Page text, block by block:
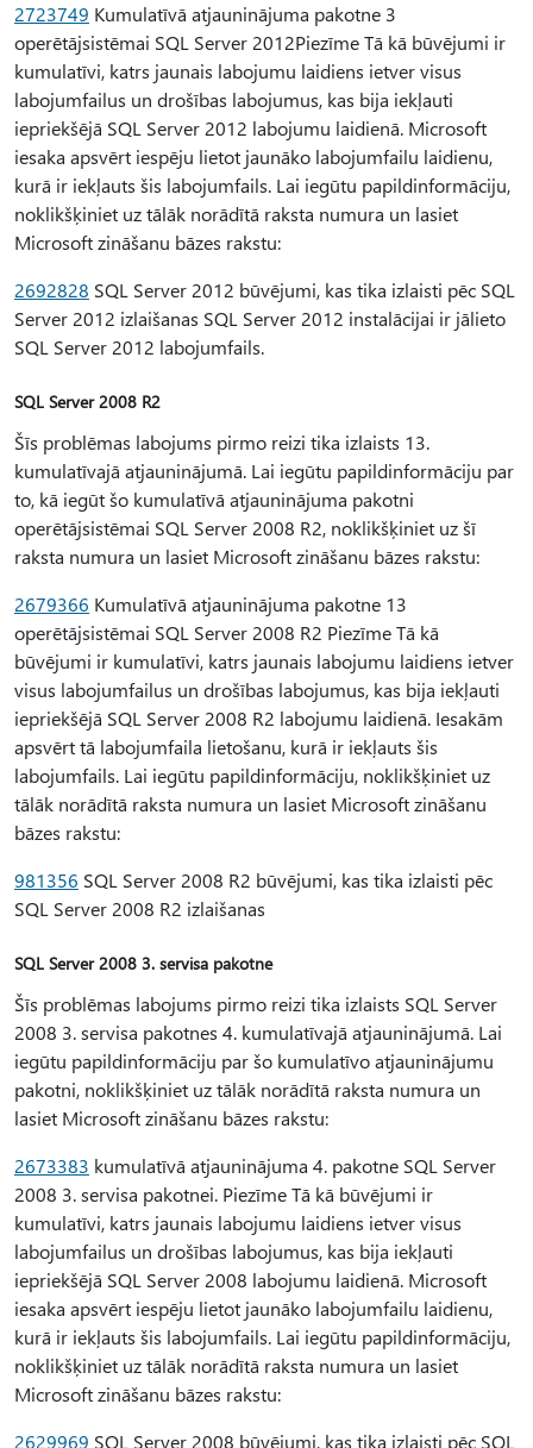
2723749 Kumulatīvā atjauninājuma pakotne 3
operētājsistēmai SQL Server 2012Piezīme Tā kā būvējumi ir
kumulatīvi, katrs jaunais labojumu laidiens ietver visus
labojumfailus un drošības labojumus, kas bija iekļauti
iepriekšējā SQL Server 2012 labojumu laidienā. Microsoft
iesaka apsvērt iespēju lietot jaunāko labojumfailu laidienu,
kurā ir iekļauts šis labojumfails. Lai iegūtu papildinformāciju,
noklikšķiniet uz tālāk norādītā raksta numura un lasiet
Microsoft zināšanu bāzes rakstu:
2692828 SQL Server 2012 būvējumi, kas tika izlaisti pēc SQL
Server 2012 izlaišanas SQL Server 2012 instalācijai ir jālieto
SQL Server 2012 labojumfails.
SQL Server 2008 R2
Šīs problēmas labojums pirmo reizi tika izlaists 13.
kumulatīvajā atjauninājumā. Lai iegūtu papildinformāciju par
to, kā iegūt šo kumulatīvā atjauninājuma pakotni
operētājsistēmai SQL Server 2008 R2, noklikšķiniet uz šī
raksta numura un lasiet Microsoft zināšanu bāzes rakstu:
2679366 Kumulatīvā atjauninājuma pakotne 13
operētājsistēmai SQL Server 2008 R2 Piezīme Tā kā
būvējumi ir kumulatīvi, katrs jaunais labojumu laidiens ietver
visus labojumfailus un drošības labojumus, kas bija iekļauti
iepriekšējā SQL Server 2008 R2 labojumu laidienā. Iesakām
apsvērt tā labojumfaila lietošanu, kurā ir iekļauts šis
labojumfails. Lai iegūtu papildinformāciju, noklikšķiniet uz
tālāk norādītā raksta numura un lasiet Microsoft zināšanu
bāzes rakstu:
981356 SQL Server 2008 R2 būvējumi, kas tika izlaisti pēc
SQL Server 2008 R2 izlaišanas
SQL Server 2008 3. servisa pakotne
Šīs problēmas labojums pirmo reizi tika izlaists SQL Server
2008 3. servisa pakotnes 4. kumulatīvajā atjauninājumā. Lai
iegūtu papildinformāciju par šo kumulatīvo atjauninājumu
pakotni, noklikšķiniet uz tālāk norādītā raksta numura un
lasiet Microsoft zināšanu bāzes rakstu:
2673383 kumulatīvā atjauninājuma 4. pakotne SQL Server
2008 3. servisa pakotnei. Piezīme Tā kā būvējumi ir
kumulatīvi, katrs jaunais labojumu laidiens ietver visus
labojumfailus un drošības labojumus, kas bija iekļauti
iepriekšējā SQL Server 2008 labojumu laidienā. Microsoft
iesaka apsvērt iespēju lietot jaunāko labojumfailu laidienu,
kurā ir iekļauts šis labojumfails. Lai iegūtu papildinformāciju,
noklikšķiniet uz tālāk norādītā raksta numura un lasiet
Microsoft zināšanu bāzes rakstu:
2629969 SQL Server 2008 būvējumi, kas tika izlaisti pēc SQL